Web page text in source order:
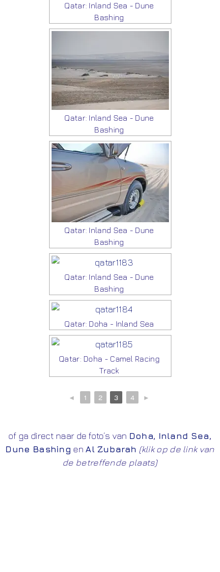
Qatar: Inland Sea - Dune
Bashing
Qatar: Inland Sea - Dune
Bashing
Qatar: Inland Sea - Dune
Bashing
Qatar: Inland Sea - Dune
Bashing
Qatar: Doha - Inland Sea
Qatar: Doha - Camel Racing
Track
◄ 1 2 3 4 ►
of ga direct naar de foto’s van Doha, Inland Sea,
Dune Bashing en Al Zubarah (klik op de link van
de betreffende plaats)